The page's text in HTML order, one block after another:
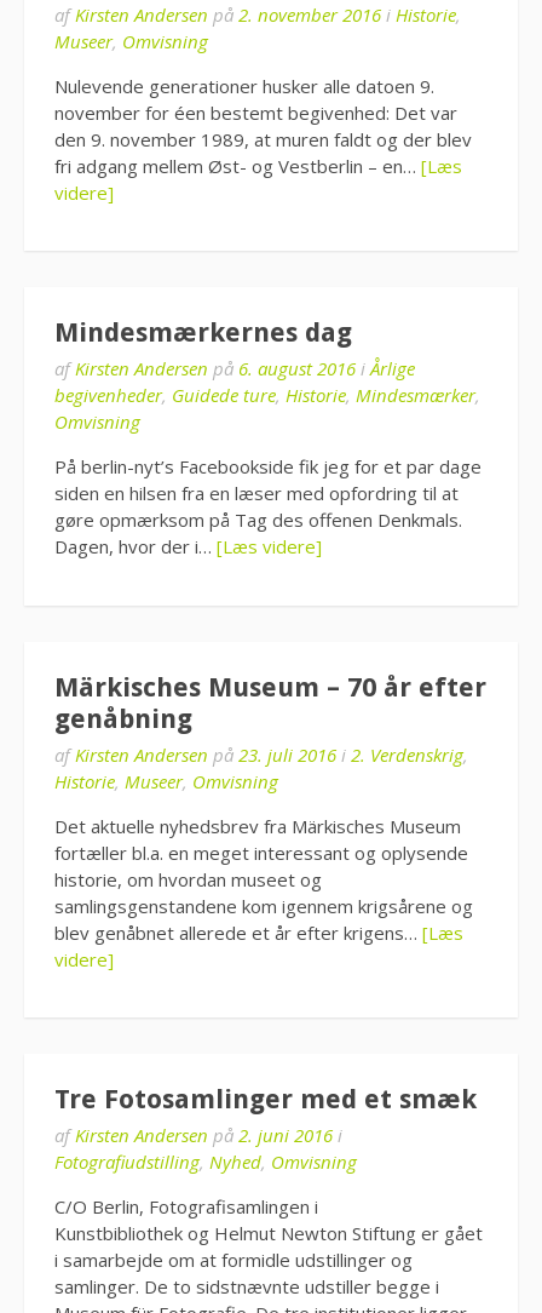
afKirsten Andersen på 2. november 2016 i Historie,
Museer, Omvisning
Nulevende generationer husker alle datoen 9.
november for éen bestemt begivenhed: Det var
den 9. november 1989, at muren faldt og der blev
fri adgang mellem Øst- og Vestberlin – en… [Læs
videre]
Mindesmærkernes dag
afKirsten Andersen på 6. august 2016 iÅrlige
begivenheder, Guidede ture, Historie, Mindesmærker,
Omvisning
På berlin-nyt’s Facebookside fik jeg for et par dage
siden en hilsen fra en læser med opfordring til at
gøre opmærksom på Tag des offenen Denkmals.
Dagen, hvor der i… [Læs videre]
Märkisches Museum – 70 år efter
genåbning
afKirsten Andersen på 23. juli 2016 i 2. Verdenskrig,
Historie, Museer, Omvisning
Det aktuelle nyhedsbrev fra Märkisches Museum
fortæller bl.a. en meget interessant og oplysende
historie, om hvordan museet og
samlingsgenstandene kom igennem krigsårene og
blev genåbnet allerede et år efter krigens… [Læs
videre]
Tre Fotosamlinger med et smæk
afKirsten Andersen på 2. juni 2016 i
Fotografiudstilling, Nyhed, Omvisning
C/O Berlin, Fotografisamlingen i
Kunstbibliothek og Helmut Newton Stiftung er gået
i samarbejde om at formidle udstillinger og
samlinger. De to sidstnævnte udstiller begge i